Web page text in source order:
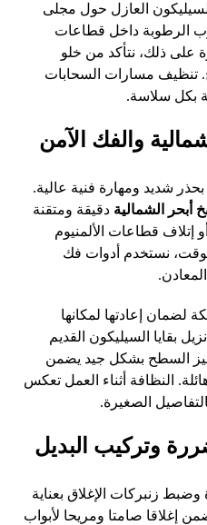
العازل حول مجلى
الرطوبة داخل قطاعات
على ذلك، نتأكد من خلو
تنظيف مسارات السحابات
بكل سلاسة.
والفك الآمن
بحذر شديد ومهارة فنية عالية.
أبحر الشمالية دقيقة ومتقنة
قطاعات الألمنيوم
نستخدم أدوات فك
لضمان إعادتها لمكانها
بقايا السيليكون القديم
السطح بشكل جيد يضمن
النظافة أثناء العمل تعكس
الصغيرة.
وتركيب البديل
زنبركات الإغلاق بعناية
إغلاقا صامتا ومريحا لأبواب